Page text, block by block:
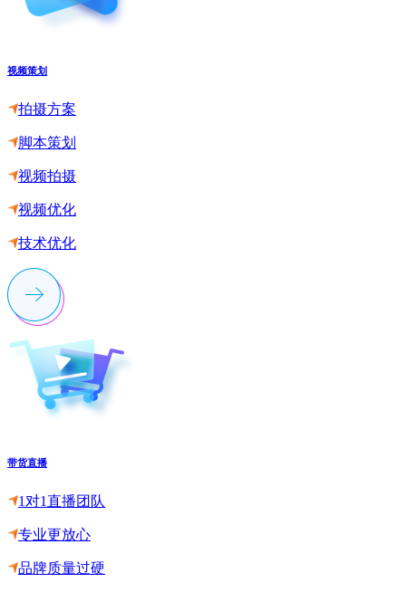
视频策划
拍摄方案
脚本策划
视频拍摄
视频优化
技术优化
带货直播
1对1直播团队
专业更放心
品牌质量过硬